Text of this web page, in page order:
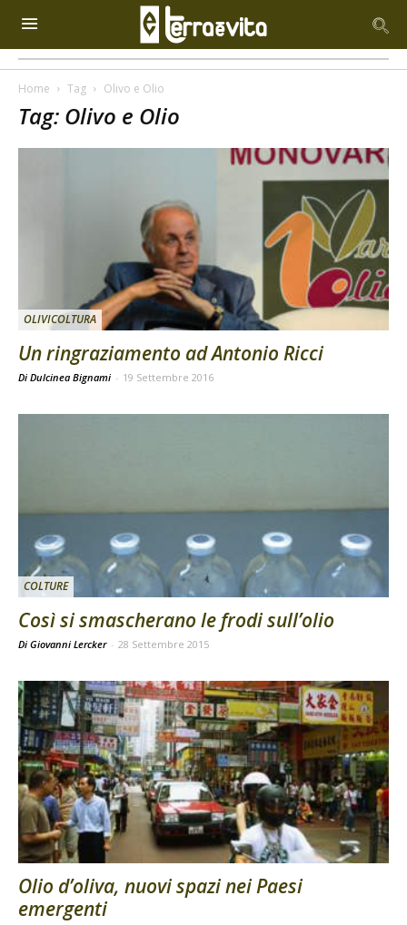
Home Tag Olivo e Olio
Tag: Olivo e Olio
OLIVICOLTURA
Un ringraziamento ad Antonio Ricci
Di Dulcinea Bignami - 19 Settembre 2016
COLTURE
Così si smascherano le frodi sull’olio
Di Giovanni Lercker - 28 Settembre 2015
Olio d’oliva, nuovi spazi nei Paesi
emergenti